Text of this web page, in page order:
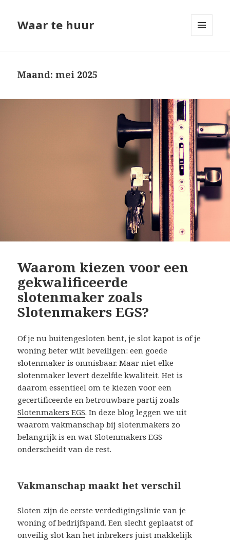
Waar te huur
Maand: mei 2025
Waarom kiezen voor een
gekwalificeerde
slotenmaker zoals
Slotenmakers EGS?
Of je nu buitengesloten bent, je slot kapot is of je
woning beter wilt beveiligen: een goede
slotenmaker is onmisbaar. Maar niet elke
slotenmaker levert dezelfde kwaliteit. Het is
daarom essentieel om te kiezen voor een
gecertificeerde en betrouwbare partij zoals
Slotenmakers EGS. In deze blog leggen we uit
waarom vakmanschap bij slotenmakers zo
belangrijk is en wat Slotenmakers EGS
onderscheidt van de rest.
Vakmanschap maakt het verschil
Sloten zijn de eerste verdedigingslinie van je
woning of bedrijfspand. Een slecht geplaatst of
onveilig slot kan het inbrekers juist makkelijk